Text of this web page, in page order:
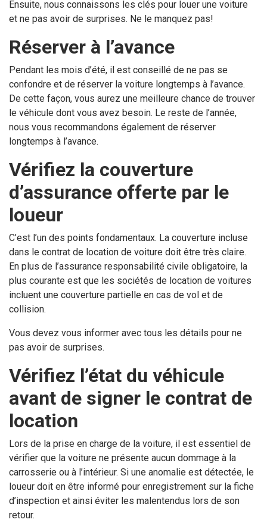
Ensuite, nous connaissons les clés pour louer une voiture
et ne pas avoir de surprises. Ne le manquez pas!
Réserver à l’avance
Pendant les mois d’été, il est conseillé de ne pas se
confondre et de réserver la voiture longtemps à l’avance.
De cette façon, vous aurez une meilleure chance de trouver
le véhicule dont vous avez besoin. Le reste de l’année,
nous vous recommandons également de réserver
longtemps à l’avance.
Vérifiez la couverture
d’assurance offerte par le
loueur
C’est l’un des points fondamentaux. La couverture incluse
dans le contrat de location de voiture doit être très claire.
En plus de l’assurance responsabilité civile obligatoire, la
plus courante est que les sociétés de location de voitures
incluent une couverture partielle en cas de vol et de
collision.
Vous devez vous informer avec tous les détails pour ne
pas avoir de surprises.
Vérifiez l’état du véhicule
avant de signer le contrat de
location
Lors de la prise en charge de la voiture, il est essentiel de
vérifier que la voiture ne présente aucun dommage à la
carrosserie ou à l’intérieur. Si une anomalie est détectée, le
loueur doit en être informé pour enregistrement sur la fiche
d’inspection et ainsi éviter les malentendus lors de son
retour.